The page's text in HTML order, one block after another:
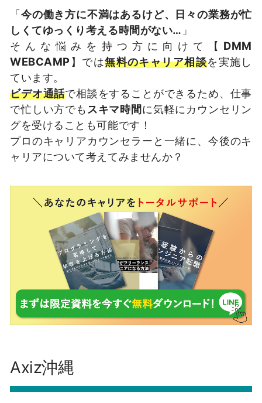
「今の働き方に不満はあるけど、日々の業務が忙
しくてゆっくり考える時間がない… 」
そんな悩みを持つ方に向けて【 DMM
WEBCAMP】では無料のキャリア相談を実施し
ています。
ビデオ通話で相談をすることができるため、仕事
で忙しい方でも スキマ時間に気軽にカウンセリン
グを受けることも可能です！
プロのキャリアカウンセラーと一緒に、今後のキ
ャリアについて考えてみませんか？
Axiz沖縄